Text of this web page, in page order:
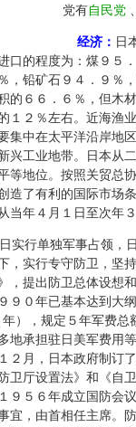
党有自民党 、
经济： 日
口的程度为：煤９５
，铅矿石９４．９％
的６６．６％，但木
１２％左右。近海渔
集中在太平洋沿岸地
兴工业地带。日本从
等地位。按照关贸总
造了有利的国际市场
当年４月１日至次年
实行单独军事占领，
，实行专守防卫，坚
，提出防卫总体设想
９０年已基本达到大
），规定５年军费
地承担驻日美军费用
２月，日本政府制订
卫厅设置法》和《自
９５６年成立国防会
宜，由首相任主席。